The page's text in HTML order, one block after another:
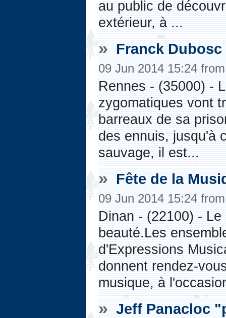
au public de
extérieur, à ...
» Franck
09 Jun 2014 15:24
Rennes - (35000) -
zygomatiques vont
barreaux de sa
des ennuis, jusqu'à
sauvage, il est...
» Fête de la
09 Jun 2014 15:24
Dinan - (22100) -
beauté.Les
d'Expressions
donnent rendez-
musique, à
» Jeff Panacloc